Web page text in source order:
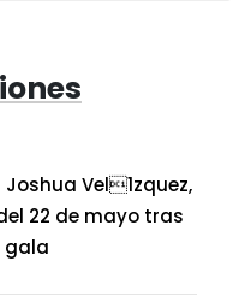
Vel1zquez,
22 de mayo tras
gala